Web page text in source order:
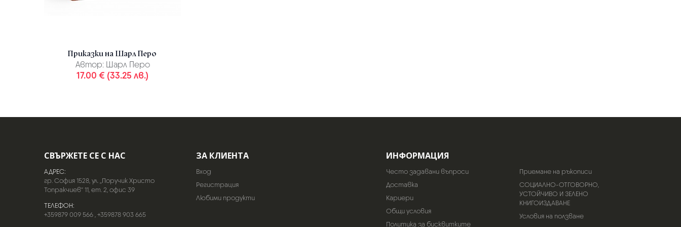
Приказки на Шарл Перо
Автор: Шарл Перо
17.00 € (33.25 лв.)
СВЪРЖЕТЕ СЕ С НАС
АДРЕС:
гр. София 1528, ул. „Поручик Христо
Топракчиев“ 11, ет. 2, офис 39
ТЕЛЕФОН:
+359879 009 566,+359878 903 665
ЗА КЛИЕНТА
Вход
Регистрация
Любими продукти
ИНФОРМАЦИЯ
Често задавани въпроси
Доставка
Кариери
Общи условия
Политика за бисквитките
Приемане на ръкописи
СОЦИАЛНО-ОТГОВОРНО,
УСТОЙЧИВО И ЗЕЛЕНО
КНИГОИЗДАВАНЕ
Условия на ползване